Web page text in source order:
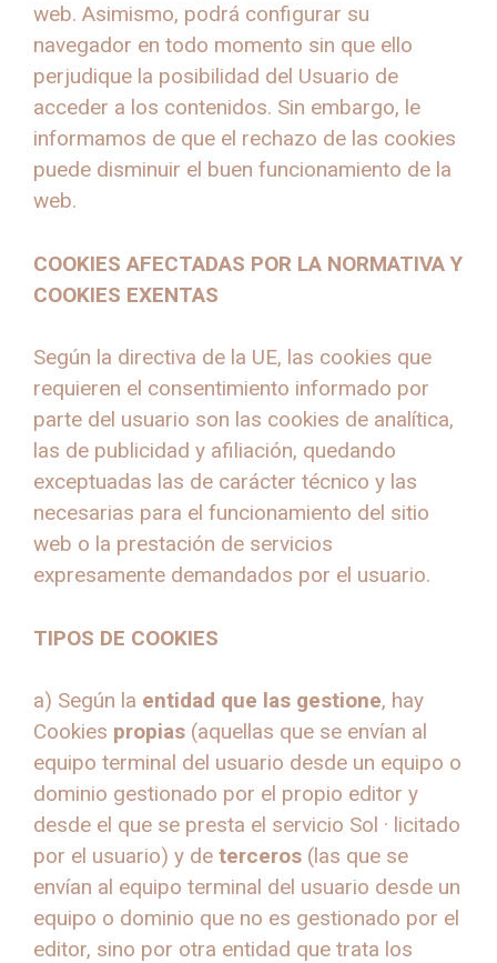
web. Asimismo, podrá configurar su
navegador en todo momento sin que ello
perjudique la posibilidad del Usuario de
acceder a los contenidos. Sin embargo, le
informamos de que el rechazo de las cookies
puede disminuir el buen funcionamiento de la
web.
COOKIES AFECTADAS POR LA NORMATIVA Y
COOKIES EXENTAS
Según la directiva de la UE, las cookies que
requieren el consentimiento informado por
parte del usuario son las cookies de analítica,
las de publicidad y afiliación, quedando
exceptuadas las de carácter técnico y las
necesarias para el funcionamiento del sitio
web o la prestación de servicios
expresamente demandados por el usuario.
TIPOS DE COOKIES
a) Según la entidad que las gestione, hay
Cookies propias (aquellas que se envían al
equipo terminal del usuario desde un equipo o
dominio gestionado por el propio editor y
desde el que se presta el servicio Sol · licitado
por el usuario) y de terceros (las que se
envían al equipo terminal del usuario desde un
equipo o dominio que no es gestionado por el
editor, sino por otra entidad que trata los